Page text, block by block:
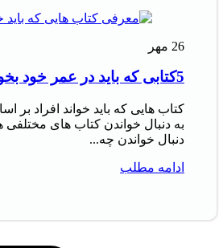
26 مهر
5کتابی که باید در عمر خود بخوانید
کتاب‌ هایی که باید خواند افراد
به دنبال خواندن کتاب‌ های مختلفی
دنبال خواندن چه...
ادامه مطلب